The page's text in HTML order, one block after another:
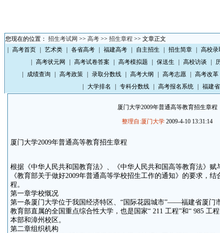
您现在的位置： 招生考试网 >> 高考 >> 招生章程 >> 文章正文
高考首页 艺术类 各省高考 福建高考 自主招生 招生简章
高校录
高考状元网 高考试卷答案 高考模拟题 保送生 高校访谈
成绩查询 高考政策 录取分数线 高考大纲 高考志愿
高考改革
大学排名 专科分数线 高考报名系统 福建
厦门大学2009年普通高等教育招生章程
整理自:厦门大学 2009-4-10 13:31:14
厦门大学2009年普通高等教育招生章程
根据《中华人民共和国教育法》、《中华人民共和国高等教育法》赋
《教育部关于做好2009年普通高等学校招生工作的通知》的要求，
程。
第一章学校慨况
第一条厦门大学位于我国经济特区、“国际花园城市”——福建省厦门
教育部直属的全国重点综合性大学，也是国家“ 211 工程”和“ 985 工
本部和漳州校区。
第二章组织机构